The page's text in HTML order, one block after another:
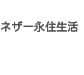
ザー永住生